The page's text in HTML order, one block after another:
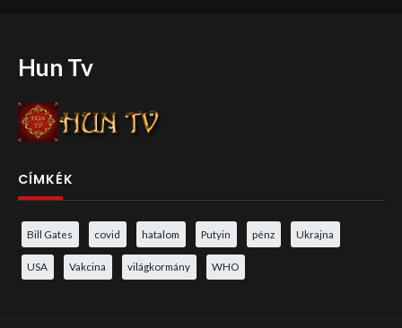
Hun Tv
CÍMKÉK
Bill Gates covid hatalom Putyin pénz Ukrajna
USA Vakcina világkormány WHO